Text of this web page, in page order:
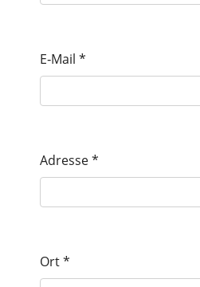
E‑Mail *
Adres­se*
Ort*